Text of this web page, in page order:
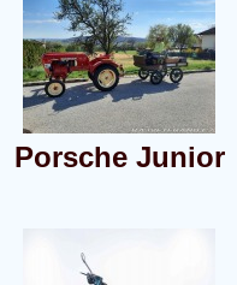
Porsche Junior